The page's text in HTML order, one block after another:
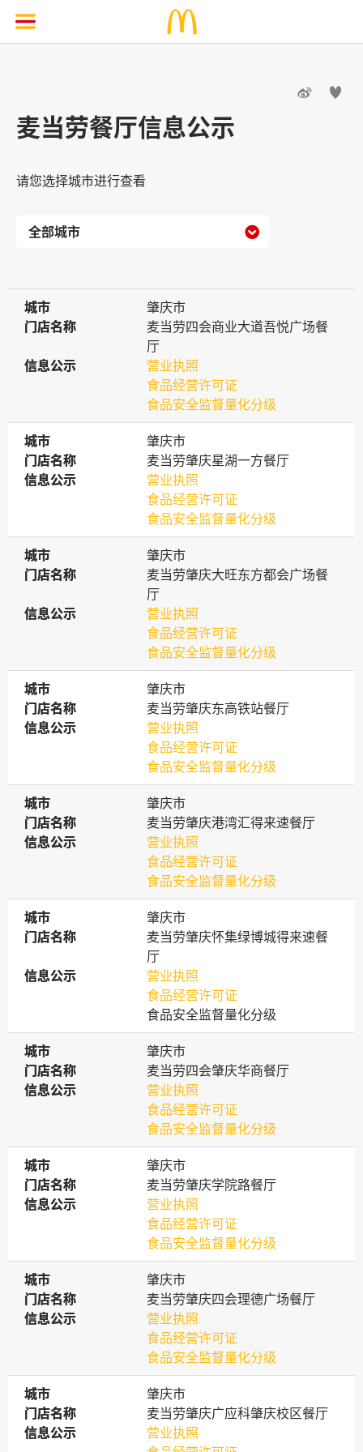
 
麦当劳餐厅信息公示
请您选择城市进行查看

城市
城市
肇庆市
门店名称
门店名称
麦当劳四会商业大道吾悦广场餐
厅
信息公示
信息公示
营业执照
食品经营许可证
食品安全监督量化分级
城市
城市
肇庆市
门店名称
门店名称
麦当劳肇庆星湖一方餐厅
信息公示
信息公示
营业执照
食品经营许可证
食品安全监督量化分级
城市
城市
肇庆市
门店名称
门店名称
麦当劳肇庆大旺东方都会广场餐
厅
信息公示
信息公示
营业执照
食品经营许可证
食品安全监督量化分级
城市
城市
肇庆市
门店名称
门店名称
麦当劳肇庆东高铁站餐厅
信息公示
信息公示
营业执照
食品经营许可证
食品安全监督量化分级
城市
城市
肇庆市
门店名称
门店名称
麦当劳肇庆港湾汇得来速餐厅
信息公示
信息公示
营业执照
食品经营许可证
食品安全监督量化分级
城市
城市
肇庆市
门店名称
门店名称
麦当劳肇庆怀集绿博城得来速餐
厅
信息公示
信息公示
营业执照
食品经营许可证
食品安全监督量化分级
城市
城市
肇庆市
门店名称
门店名称
麦当劳四会肇庆华商餐厅
信息公示
信息公示
营业执照
食品经营许可证
食品安全监督量化分级
城市
城市
肇庆市
门店名称
门店名称
麦当劳肇庆学院路餐厅
信息公示
信息公示
营业执照
食品经营许可证
食品安全监督量化分级
城市
城市
肇庆市
门店名称
门店名称
麦当劳肇庆四会理德广场餐厅
信息公示
信息公示
营业执照
食品经营许可证
食品安全监督量化分级
城市
城市
肇庆市
门店名称
门店名称
麦当劳肇庆广应科肇庆校区餐厅
信息公示
信息公示
营业执照